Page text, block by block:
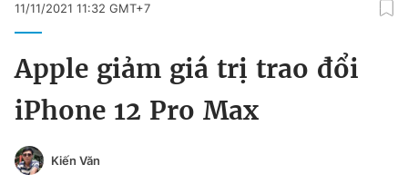
Chuyên mục
Chào ngày mới
Đổi mật khẩu
Tin đã lưu
11/11/2021 11:32 GMT+7
Apple giảm giá trị trao đổi
iPhone 12 Pro Max
Kiến Văn